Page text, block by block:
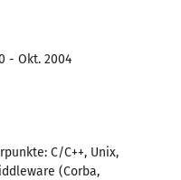
- Okt. 2004
C/C++, Unix,
(Corba,